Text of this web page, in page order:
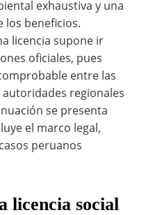
exhaustiva y una
los beneficios.
licencia supone ir
oficiales, pues
entre las
regionales
se presenta
el marco legal,
peruanos
licencia social